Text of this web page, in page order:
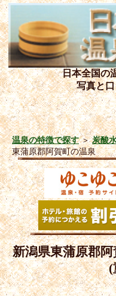
日本全国の
写真と
温泉の特徴で探す＞炭酸
東蒲原郡阿賀町の温泉
新潟県東蒲原郡
(